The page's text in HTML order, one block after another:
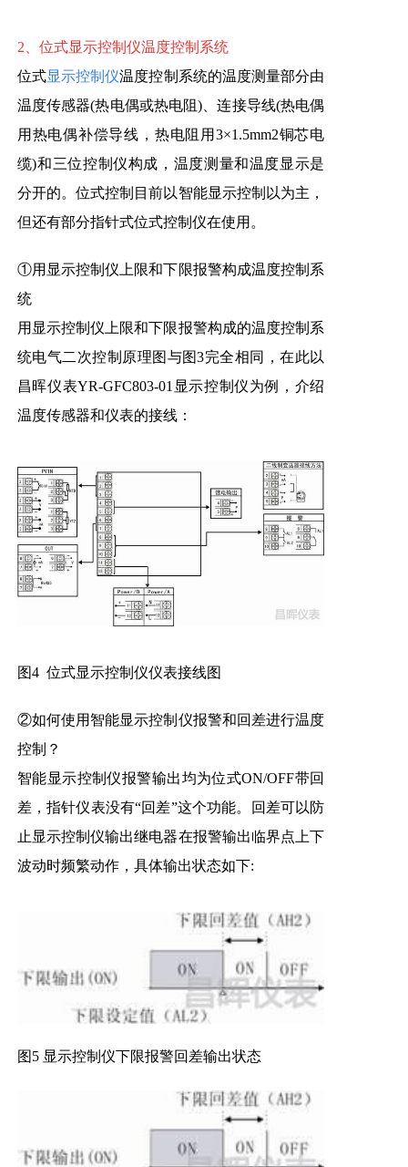
2、位式显示控制仪温度控制系统
位式显示控制仪温度控制系统的温度测量部分由
温度传感器(热电偶或热电阻)、连接导线(热电偶
用热电偶补偿导线，热电阻用3×1.5mm2铜芯电
缆)和三位控制仪构成，温度测量和温度显示是
分开的。位式控制目前以智能显示控制以为主，
但还有部分指针式位式控制仪在使用。
①用显示控制仪上限和下限报警构成温度控制系
统
用显示控制仪上限和下限报警构成的温度控制系
统电气二次控制原理图与图3完全相同，在此以
昌晖仪表YR-GFC803-01显示控制仪为例，介绍
温度传感器和仪表的接线：
图4 位式显示控制仪仪表接线图
②如何使用智能显示控制仪报警和回差进行温度
控制？
智能显示控制仪报警输出均为位式ON/OFF带回
差，指针仪表没有“回差”这个功能。回差可以防
止显示控制仪输出继电器在报警输出临界点上下
波动时频繁动作，具体输出状态如下:
图5 显示控制仪下限报警回差输出状态